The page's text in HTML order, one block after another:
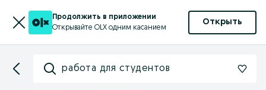
Продолжить в приложении
Открывайте OLX одним касанием
Открыть
работа для студентов